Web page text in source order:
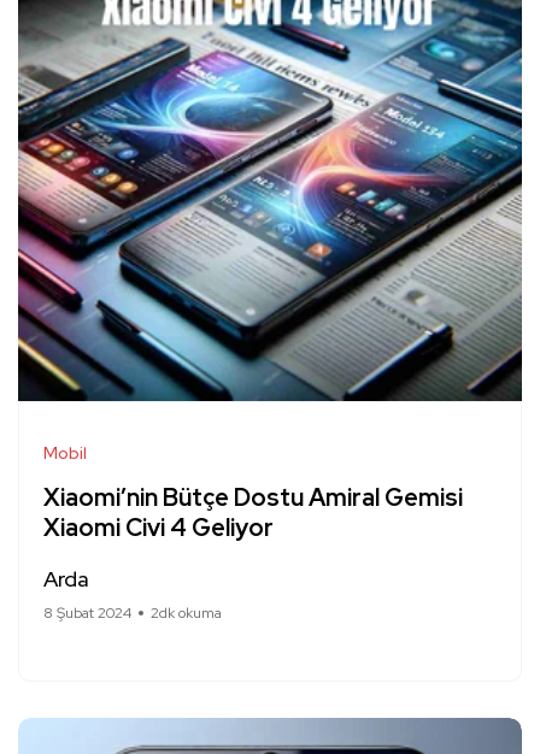
Mobil
Xiaomi’nin Bütçe Dostu Amiral Gemisi
Xiaomi Civi 4 Geliyor
Arda
8 Şubat 2024 2dk okuma